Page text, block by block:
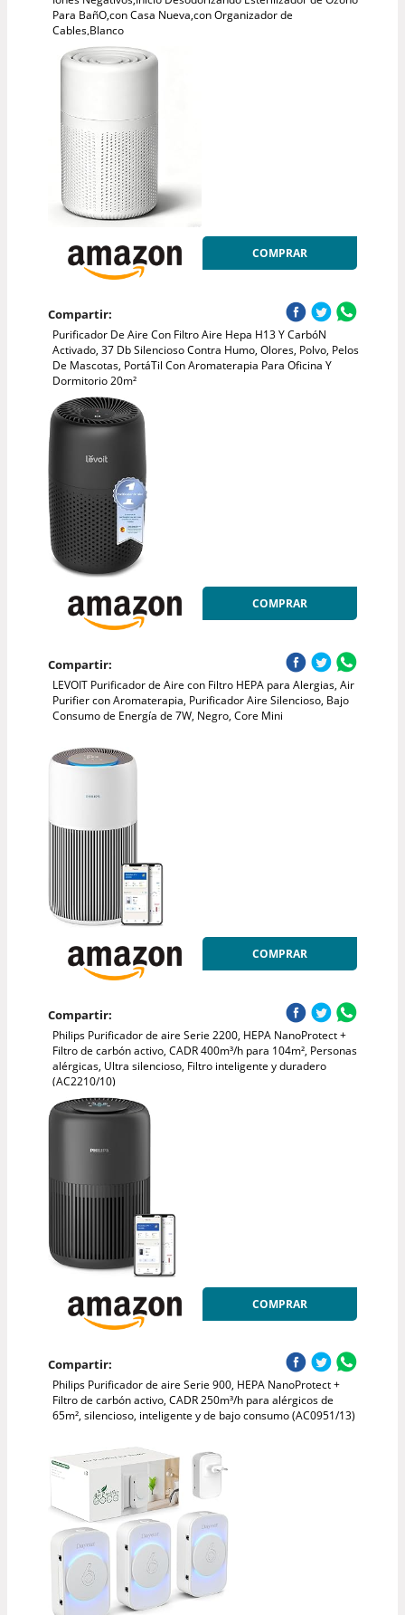
Para BañO,con Casa Nueva,con Organizador de
Cables,Blanco
COMPRAR
Compartir:
Purificador De Aire Con Filtro Aire Hepa H13 Y CarbóN
Activado, 37 Db Silencioso Contra Humo, Olores, Polvo, Pelos
De Mascotas, PortáTil Con Aromaterapia Para Oficina Y
Dormitorio 20m²
COMPRAR
Compartir:
LEVOIT Purificador de Aire con Filtro HEPA para Alergias, Air
Purifier con Aromaterapia, Purificador Aire Silencioso, Bajo
Consumo de Energía de 7W, Negro, Core Mini
COMPRAR
Compartir:
Philips Purificador de aire Serie 2200, HEPA NanoProtect +
Filtro de carbón activo, CADR 400m³/h para 104m², Personas
alérgicas, Ultra silencioso, Filtro inteligente y duradero
(AC2210/10)
COMPRAR
Compartir:
Philips Purificador de aire Serie 900, HEPA NanoProtect +
Filtro de carbón activo, CADR 250m³/h para alérgicos de
65m², silencioso, inteligente y de bajo consumo (AC0951/13)